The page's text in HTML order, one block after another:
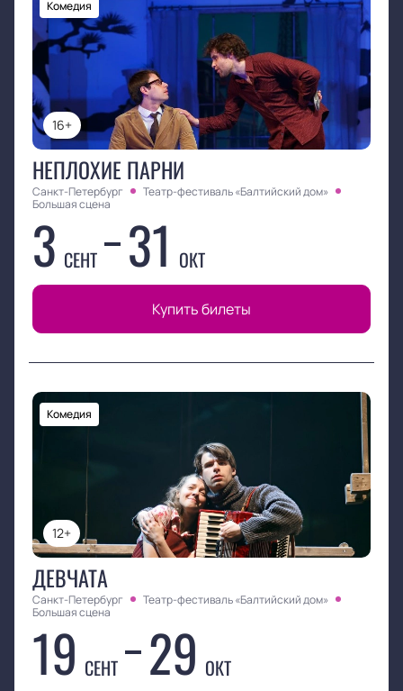
16+
Комедия
НЕПЛОХИЕ ПАРНИ
Санкт-Петербург
Театр-фестиваль «Балтийский дом»
Большая сцена
3 СЕНТ 31 ОКТ
Купить билеты
12+
Комедия
ДЕВЧАТА
Санкт-Петербург
Театр-фестиваль «Балтийский дом»
Большая сцена
19 СЕНТ 29 ОКТ